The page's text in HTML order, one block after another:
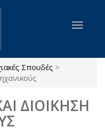
Toggle
Σπουδές >
ΔΙΟΙΚΗΣΗ